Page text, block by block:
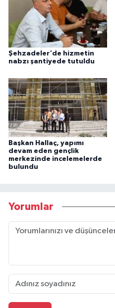
Şehzadeler'de hizmetin
nabzı şantiyede tutuldu
Başkan Hallaç, yapımı
devam eden gençlik
merkezinde incelemelerde
bulundu
Yorumlar